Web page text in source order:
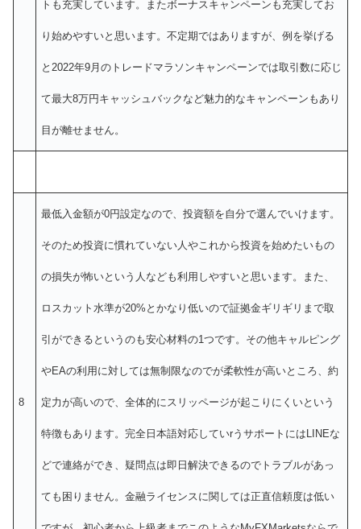
トも充実しています。またボーナスキャンペーンも充実してお
り始めやすいと思います。不定期ではありますが、例を挙げる
と2022年9月のトレードマラソンキャンペーンでは取引数に応じ
て最大8万円キャッシュバックなど魅力的なキャンペーンもあり
目が離せません。
8
最低入金額が0円設定なので、投資額を自分で選んでいけます。
そのため投資に慣れていない人やこれから投資を始めたいもの
の損失が怖いという人なども利用しやすいと思います。また、
ロスカット水準が20%とかなり低いので証拠金ギリギリまで取
引ができるというのも安心材料の1つです。その他キャルピング
やEAの利用に対しては無制限なのでが柔軟性が高いところ、約
定力が高いので、全体的にスリッページが起こりにくいという
特徴もあります。完全日本語対応していrうサポートにはLINEな
どで連絡ができ、疑問点は即日解決できるのでトラブルがあっ
ても困りません。金融ライセンスに関しては正直信頼度は低い